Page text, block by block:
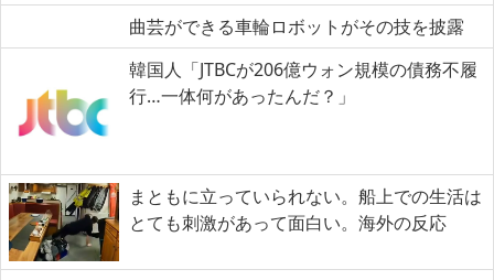
曲芸ができる車輪ロボットがその技を披露
韓国人「JTBCが206億ウォン規模の債務不履
行…一体何があったんだ？」
まともに立っていられない。船上での生活は
とても刺激があって面白い。海外の反応